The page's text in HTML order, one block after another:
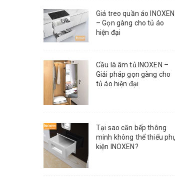
Giá treo quần áo INOXEN
– Gọn gàng cho tủ áo
hiện đại
Cầu là âm tủ INOXEN –
Giải pháp gọn gàng cho
tủ áo hiện đại
Tại sao căn bếp thông
minh không thể thiếu
kiện INOXEN?